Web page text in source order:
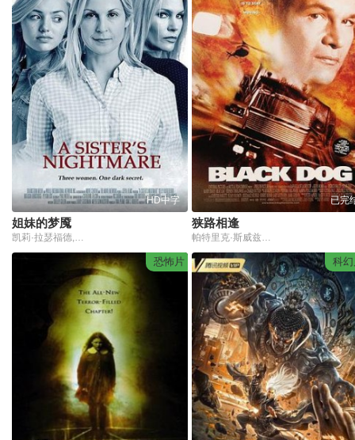
HD中字
姐妹的梦魇
已完
狭路相逢
恐怖片 科